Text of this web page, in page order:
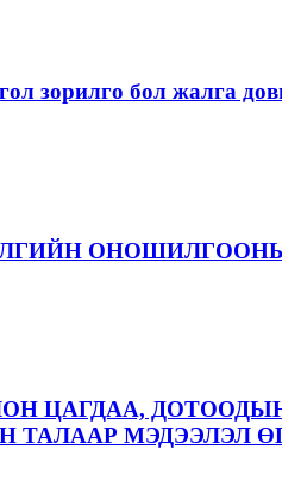
зорилго бол жалга
ЦАГДАА,
МЭДЭЭЛЭЛ